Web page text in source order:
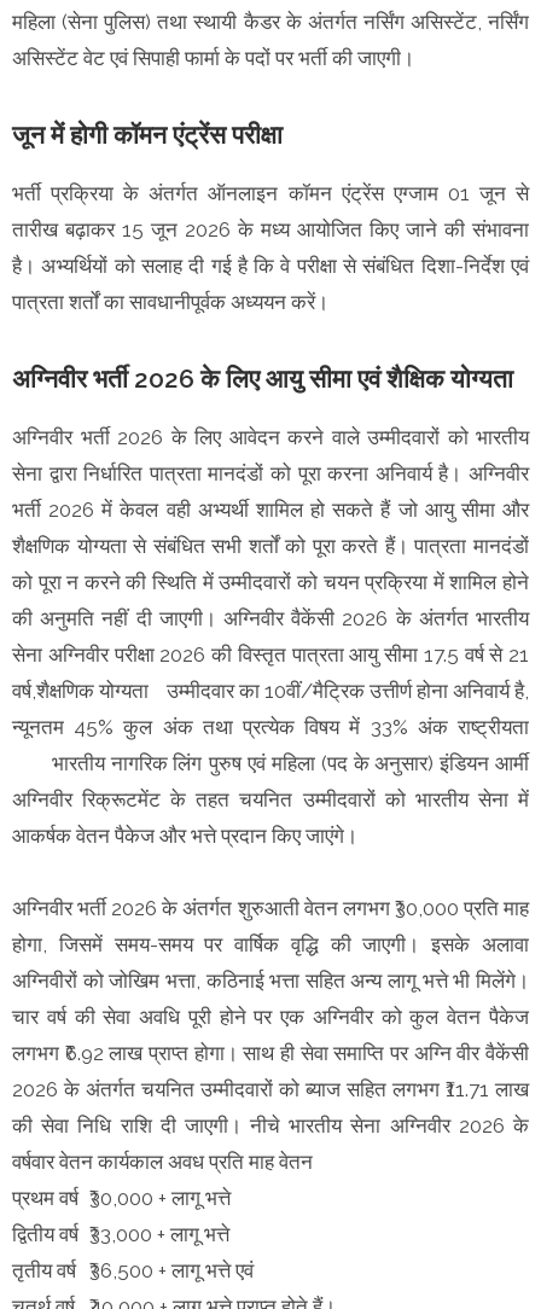
महिला (सेना पुलिस) तथा स्थायी कैडर के अंतर्गत नर्सिंग असिस्टेंट, नर्सिंग
असिस्टेंट वेट एवं सिपाही फार्मा के पदों पर भर्ती की जाएगी।
जून में होगी कॉमन एंट्रेंस परीक्षा
भर्ती प्रक्रिया के अंतर्गत ऑनलाइन कॉमन एंट्रेंस एग्जाम 01 जून से
तारीख बढ़ाकर 15 जून 2026 के मध्य आयोजित किए जाने की संभावना
है। अभ्यर्थियों को सलाह दी गई है कि वे परीक्षा से संबंधित दिशा-निर्देश एवं
पात्रता शर्तों का सावधानीपूर्वक अध्ययन करें।
अग्निवीर भर्ती 2026 के लिए आयु सीमा एवं शैक्षिक योग्यता
अग्निवीर भर्ती 2026 के लिए आवेदन करने वाले उम्मीदवारों को भारतीय
सेना द्वारा निर्धारित पात्रता मानदंडों को पूरा करना अनिवार्य है। अग्निवीर
भर्ती 2026 में केवल वही अभ्यर्थी शामिल हो सकते हैं जो आयु सीमा और
शैक्षणिक योग्यता से संबंधित सभी शर्तों को पूरा करते हैं। पात्रता मानदंडों
को पूरा न करने की स्थिति में उम्मीदवारों को चयन प्रक्रिया में शामिल होने
की अनुमति नहीं दी जाएगी। अग्निवीर वैकेंसी 2026 के अंतर्गत भारतीय
सेना अग्निवीर परीक्षा 2026 की विस्तृत पात्रता आयु सीमा 17.5 वर्ष से 21
वर्ष,शैक्षणिक योग्यता
उम्मीदवार का 10वीं/मैट्रिक उत्तीर्ण होना अनिवार्य है,
न्यूनतम 45% कुल अंक तथा प्रत्येक विषय में 33% अंक राष्ट्रीयता
भारतीय नागरिक लिंग पुरुष एवं महिला (पद के अनुसार) इंडियन आर्मी
अग्निवीर रिक्रूटमेंट के तहत चयनित उम्मीदवारों को भारतीय सेना में
आकर्षक वेतन पैकेज और भत्ते प्रदान किए जाएंगे।
अग्निवीर भर्ती 2026 के अंतर्गत शुरुआती वेतन लगभग ₹30,000 प्रति माह
होगा, जिसमें समय-समय पर वार्षिक वृद्धि की जाएगी। इसके अलावा
अग्निवीरों को जोखिम भत्ता, कठिनाई भत्ता सहित अन्य लागू भत्ते भी मिलेंगे।
चार वर्ष की सेवा अवधि पूरी होने पर एक अग्निवीर को कुल वेतन पैकेज
लगभग ₹6.92 लाख प्राप्त होगा। साथ ही सेवा समाप्ति पर अग्नि वीर वैकेंसी
2026 के अंतर्गत चयनित उम्मीदवारों को ब्याज सहित लगभग ₹11.71 लाख
की सेवा निधि राशि दी जाएगी। नीचे भारतीय सेना अग्निवीर 2026 के
वर्षवार वेतन कार्यकाल अवध प्रति माह वेतन
प्रथम वर्ष ₹30,000 + लागू भत्ते
द्वितीय वर्ष ₹33,000 + लागू भत्ते
तृतीय वर्ष ₹36,500 + लागू भत्ते एवं